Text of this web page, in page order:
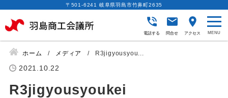
〒501-6241 岐阜県羽島市竹鼻町2635
電話する 問合せ アクセス
ホーム メディア R3jigyousyou...
2021.10.22
R3jigyousyoukei